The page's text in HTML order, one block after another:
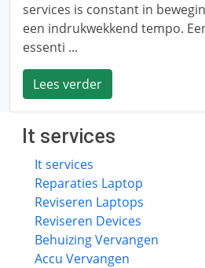
services is constant in
een indrukwekkend tempo.
essenti ...
Lees verder
It services
It services
Reparaties Laptop
Reviseren Laptops
Reviseren Devices
Behuizing Vervangen
Accu Vervangen